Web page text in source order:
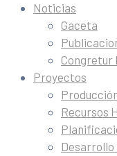
Noticias
Gaceta
Congretur
Proyectos
Recursos
Desarrollo